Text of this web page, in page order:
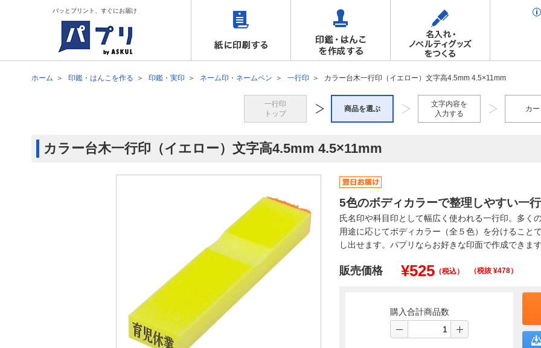
パッとプリント、すぐにお届け
ホーム 印鑑・はんこを作る 印鑑・実印 ネーム印・ネームペン 一行印 カラー台木一行印（イエロー）文字高4.5mm 4.5×11mm
一行印
トップ
商品を選ぶ
文字内容を
入力する
カ
カラー台木一行印（イエロー）文字高4.5mm 4.5×11mm
5色のボディカラーで整理しやすい一
氏名印や科目印として幅広く使われる一行印。多く
用途に応じてボディカラー（全５色）を分けること
し出せます。パプリならお好きな印面で作成できま
販売価格 ¥525 （税込） （税抜 ¥478）
購入合計商品数